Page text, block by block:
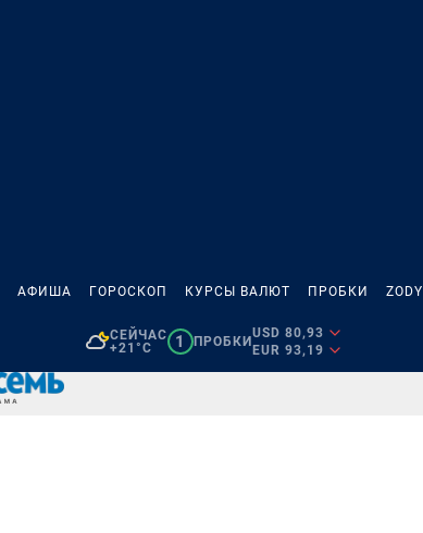
АФИША ГОРОСКОП КУРСЫ ВАЛЮТ ПРОБКИ ZODY
СЕЙЧАС
+21°C
1 ПРОБКИ
USD 80,93
EUR 93,19